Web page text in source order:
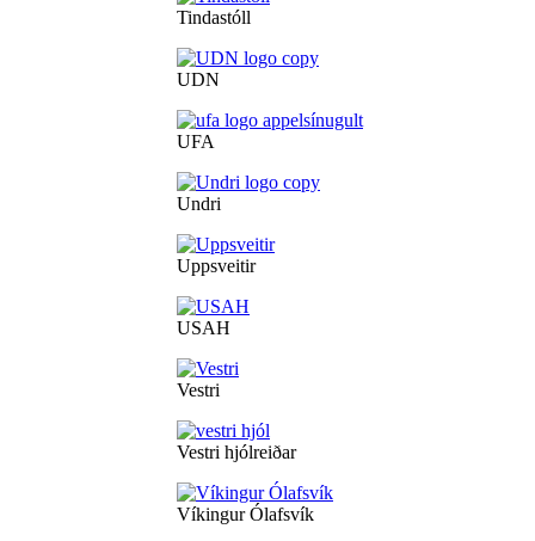
Tindastóll
UDN
UFA
Undri
Uppsveitir
USAH
Vestri
Vestri hjólreiðar
Víkingur Ólafsvík